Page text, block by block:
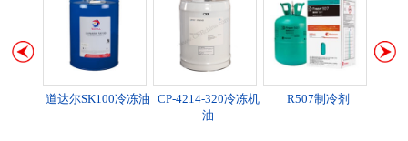
道达尔SK100冷冻油 CP-4214-320冷冻机
油
R507制冷剂